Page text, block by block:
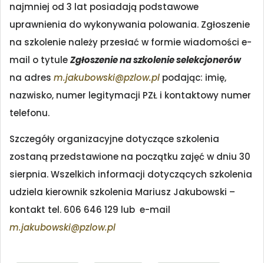
najmniej od 3 lat posiadają podstawowe
uprawnienia do wykonywania polowania. Zgłoszenie
na szkolenie należy przesłać w formie wiadomości e-
mail o tytuleZgłoszenie na szkolenie selekcjonerów
na adres m.jakubowski@pzlow.pl podając: imię,
nazwisko, numer legitymacji PZŁ i kontaktowy numer
telefonu.
Szczegóły organizacyjne dotyczące szkolenia
zostaną przedstawione na początku zajęć w dniu 30
sierpnia. Wszelkich informacji dotyczących szkolenia
udziela kierownik szkolenia Mariusz Jakubowski –
kontakt tel. 606 646 129 lub e-mail
m.jakubowski@pzlow.pl